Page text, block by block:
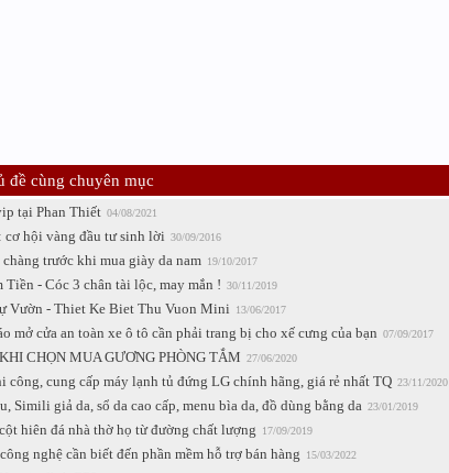
đề cùng chuyên mục
tại Phan Thiết 04/08/2021
cơ hội vàng đầu tư sinh lời 30/09/2016
trước khi mua giày da nam 19/10/2017
Tiền - Cóc 3 chân tài lộc, may mắn ! 30/11/2019
Vườn - Thiet Ke Biet Thu Vuon Mini 13/06/2017
mở cửa an toàn xe ô tô cần phải trang bị cho xế cưng của bạn 07/09/2017
CHỌN MUA GƯƠNG PHÒNG TẮM 27/06/2020
cung cấp máy lạnh tủ đứng LG chính hãng, giá rẻ nhất TQ 23/11/2020
Simili giả da, sổ da cao cấp, menu bìa da, đồ dùng bằng da 23/01/2019
hiên đá nhà thờ họ từ đường chất lượng 17/09/2019
nghệ cần biết đến phần mềm hỗ trợ bán hàng 15/03/2022